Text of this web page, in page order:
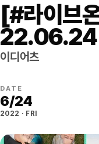
[#라이브
이디어츠
DATE
6/24
2022 · FRI